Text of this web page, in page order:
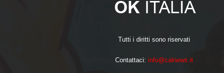
Tutti i diritti sono riservati
Contattaci: info@calnews.it